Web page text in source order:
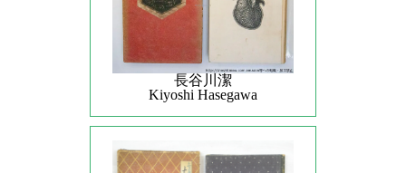
長谷川潔
Kiyoshi Hasegawa